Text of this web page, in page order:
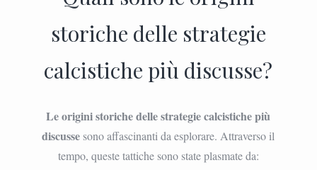
storiche delle strategie
calcistiche più discusse?
Le origini storiche delle strategie calcistiche più
discusse sono affascinanti da esplorare. Attraverso il
tempo, queste tattiche sono state plasmate da: